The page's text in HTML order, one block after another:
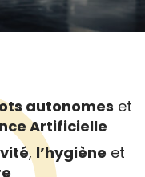
autonomes et
Artificielle
, l’hygiène et